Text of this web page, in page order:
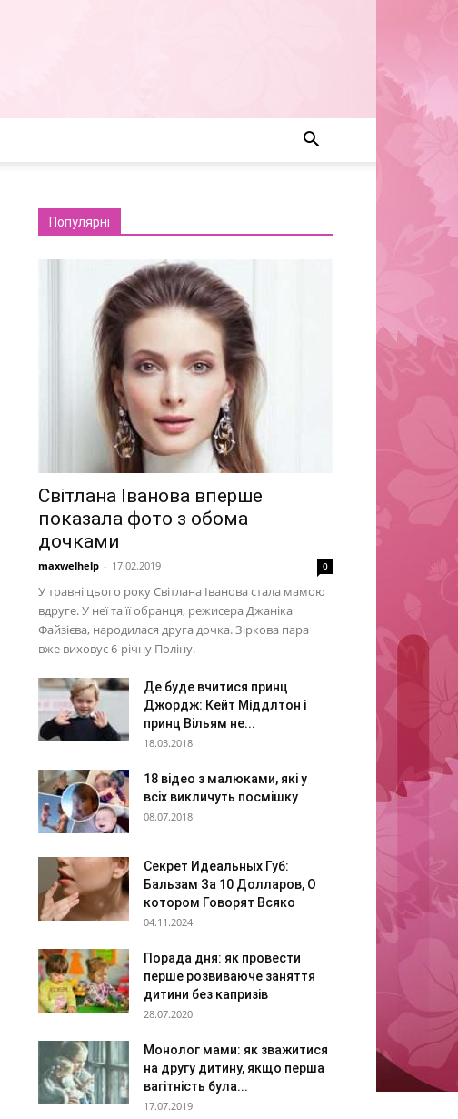
Популярні
Світлана Іванова вперше
показала фото з обома
дочками
maxwelhelp - 17.02.2019 0
У травні цього року Світлана Іванова стала мамою
вдруге. У неї та її обранця, режисера Джаніка
Файзієва, народилася друга дочка. Зіркова пара
вже виховує 6-річну Поліну.
Де буде вчитися принц
Джордж: Кейт Міддлтон і
принц Вільям не...
18.03.2018
18 відео з малюками, які у
всіх викличуть посмішку
08.07.2018
Секрет Идеальных Губ:
Бальзам За 10 Долларов, О
котором Говорят Всяко
04.11.2024
Порада дня: як провести
перше розвиваюче заняття
дитини без капризів
28.07.2020
Монолог мами: як зважитися
на другу дитину, якщо перша
вагітність була...
17.07.2019